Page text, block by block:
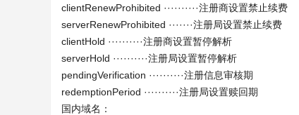
clientRenewProhibited ··········注册商设置禁止续费
serverRenewProhibited ·······注册局设置禁止续费
clientHold ··········注册商设置暂停解析
serverHold ··········注册局设置暂停解析
pendingVerification ··········注册信息审核期
redemptionPeriod ··········注册局设置赎回期
国内域名：